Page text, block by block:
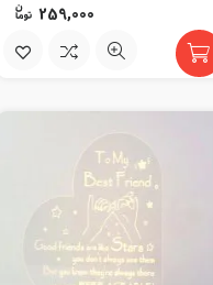
259,000